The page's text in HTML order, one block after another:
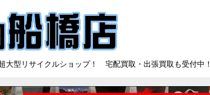
大型リサイクルショップ！ 宅配買取・出張買取も受付中！